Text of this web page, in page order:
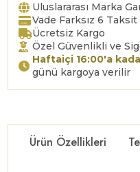
Uluslararası Marka
Vade Farksız 6 Taksit
Ücretsiz Kargo
Özel Güvenlikli ve
Haftaiçi 16:00'a
günü kargoya verilir
Ürün Özellikleri